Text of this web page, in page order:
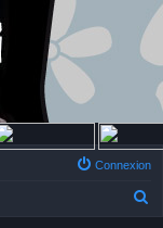
Connexion